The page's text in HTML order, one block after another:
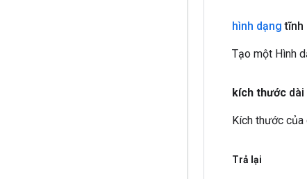
hình dạng tĩnh
Tạo một Hình
kích thước
Kích thước của
Trả lại